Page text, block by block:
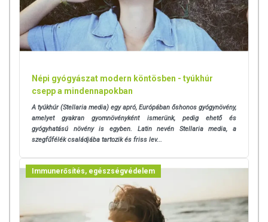
Népi gyógyászat modern köntösben - tyúkhúr
csepp a mindennapokban
A tyúkhúr (Stellaria media) egy apró, Európában őshonos gyógynövény,
amelyet gyakran gyomnövényként ismerünk, pedig ehető és
gyógyhatású növény is egyben. Latin nevén Stellaria media, a
szegfűfélék családjába tartozik és friss lev...
Immunerősítés, egészségvédelem